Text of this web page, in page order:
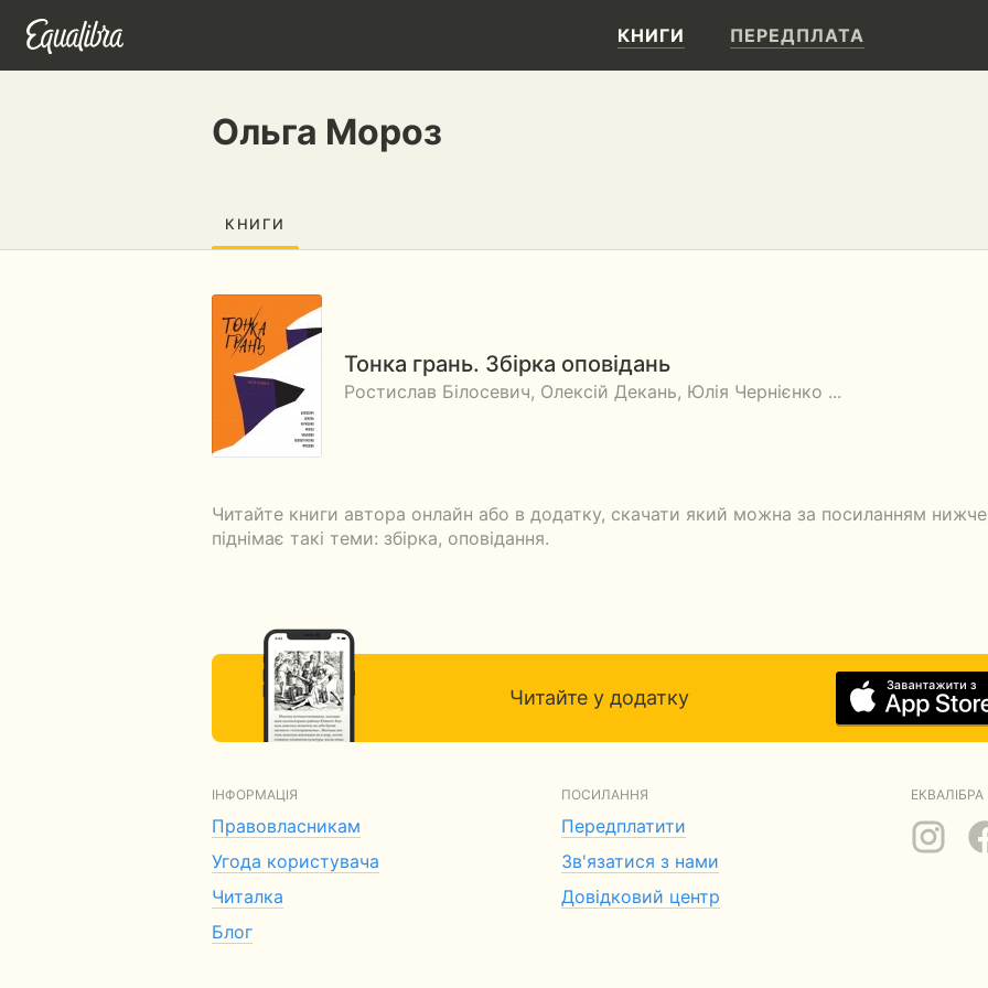
КНИГИ ПЕРЕДПЛАТА
Ольга Мороз
КНИГИ
Тонка грань. Збірка оповідань
Ростислав Білосевич, Олексій Декань, Юлія Чернієнко ...
Читайте книги автора онлайн або в додатку, скачати який можна за посиланням
піднімає такі теми: збірка, оповідання.
Читайте у додатку
ІНФОРМАЦІЯ
Правовласникам
Угода користувача
Читалка
Блог
ПОСИЛАННЯ
Передплатити
Зв'язатися з нами
Довідковий центр
ЕКВАЛІБРА